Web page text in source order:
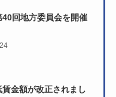
40回地方委員会を開催
金額が改正されまし